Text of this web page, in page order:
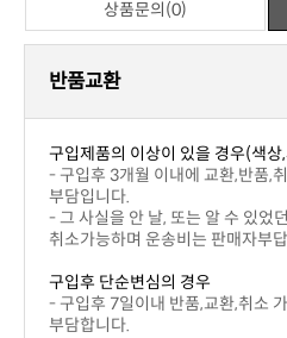
상품문의(0)
반품교환
구입제품의 이상이 있을 경우(색상
부담입니다.
취소가능하며 운송비는 판매자부
구입후 단순변심의 경우
부담합니다.